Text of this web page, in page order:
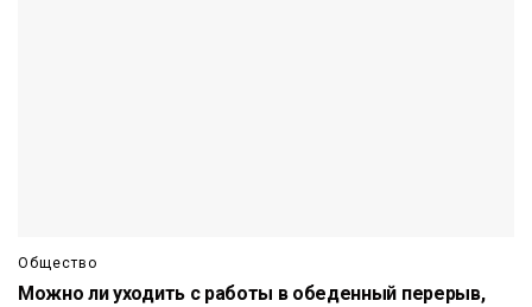
Общество
Можно ли уходить с работы в обеденный перерыв,